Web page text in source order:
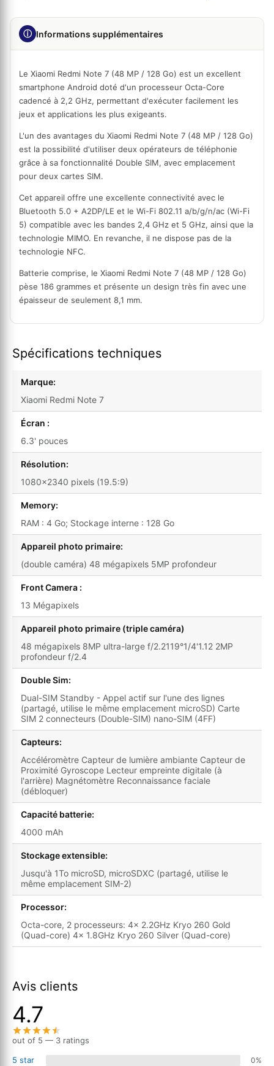
ⓘ Informations supplémentaires
Le Xiaomi Redmi Note 7 (48 MP / 128 Go) est un excellent
smartphone Android doté d'un processeur Octa-Core
cadencé à 2,2 GHz, permettant d'exécuter facilement les
jeux et applications les plus exigeants.
L'un des avantages du Xiaomi Redmi Note 7 (48 MP / 128 Go)
est la possibilité d'utiliser deux opérateurs de téléphonie
grâce à sa fonctionnalité Double SIM, avec emplacement
pour deux cartes SIM.
Cet appareil offre une excellente connectivité avec le
Bluetooth 5.0 + A2DP/LE et le Wi-Fi 802.11 a/b/g/n/ac (Wi-Fi
5) compatible avec les bandes 2,4 GHz et 5 GHz, ainsi que la
technologie MIMO. En revanche, il ne dispose pas de la
technologie NFC.
Batterie comprise, le Xiaomi Redmi Note 7 (48 MP / 128 Go)
pèse 186 grammes et présente un design très fin avec une
épaisseur de seulement 8,1 mm.
Spécifications techniques
Marque:
Xiaomi Redmi Note 7
Écran :
6.3' pouces
Résolution:
1080x2340 pixels (19.5:9)
Memory:
RAM : 4 Go; Stockage interne : 128 Go
Appareil photo primaire:
(double caméra) 48 mégapixels 5MP profondeur
Front Camera :
13 Mégapixels
Appareil photo primaire (triple caméra)
48 mégapixels 8MP ultra-large f/2.2119°1/4'1.12 2MP
profondeur f/2.4
Double Sim:
Dual-SIM Standby - Appel actif sur l'une des lignes
(partagé, utilise le même emplacement microSD) Carte
SIM 2 connecteurs (Double-SIM) nano-SIM (4FF)
Capteurs:
Accéléromètre Capteur de lumière ambiante Capteur de
Proximité Gyroscope Lecteur empreinte digitale (à
l'arrière) Magnétomètre Reconnaissance faciale
(débloquer)
Capacité batterie:
4000 mAh
Stockage extensible:
Jusqu'à 1To microSD, microSDXC (partagé, utilise le
même emplacement SIM-2)
Processor:
Octa-core, 2 processeurs: 4x 2.2GHz Kryo 260 Gold
(Quad-core) 4x 1.8GHz Kryo 260 Silver (Quad-core)
Avis clients
4.7
out of 5 — 3 ratings
5 star
0%